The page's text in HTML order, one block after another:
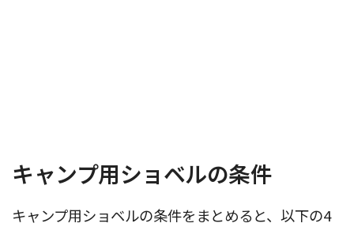
キャンプ用ショベルの条件
キャンプ用ショベルの条件をまとめると、以下の4